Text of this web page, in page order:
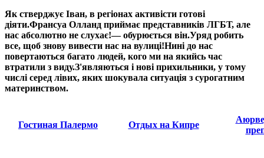
Як стверджує Іван, в регіонах активісти готові
діяти.Франсуа Олланд приймає представників ЛГБТ, але
нас абсолютно не слухає!— обурюється він.Уряд робить
все, щоб знову вивести нас на вулиці!Нині до нас
повертаються багато людей, кого ми на якийсь час
втратили з виду.З'являються і нові прихильники, у тому
числі серед лівих, яких шокувала ситуація з сурогатним
материнством.
Гостиная Палермо Отдых на Кипре